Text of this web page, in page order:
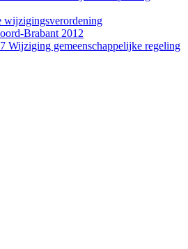
wijzigingsverordening
Brabant 2012
Wijziging gemeenschappelijke regeling